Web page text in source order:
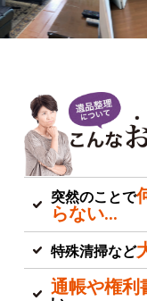
突然のことで
らない…
特殊清掃など
通帳や権利